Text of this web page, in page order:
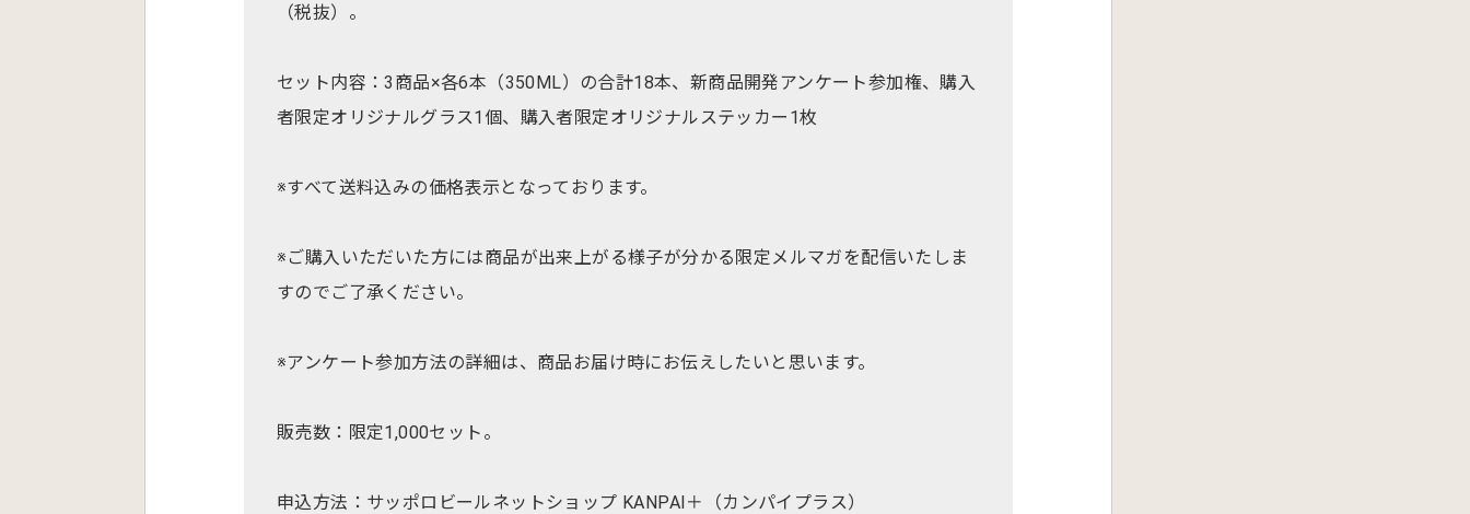
（税抜）。
セット内容：3商品×各6本（350ML）の合計18本、新商品開発アンケート参加権、購入
者限定オリジナルグラス1個、購入者限定オリジナルステッカー1枚
※すべて送料込みの価格表示となっております。
※ご購入いただいた方には商品が出来上がる様子が分かる限定メルマガを配信いたしま
すのでご了承ください。
※アンケート参加方法の詳細は、商品お届け時にお伝えしたいと思います。
販売数：限定1,000セット。
申込方法：サッポロビールネットショップ KANPAI＋（カンパイプラス）